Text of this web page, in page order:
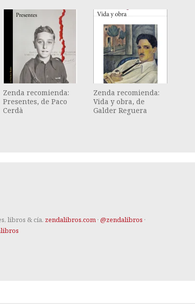
Zenda recomienda:
Presentes, de Paco
Cerdà
Zenda recomienda:
Vida y obra, de
Galder Reguera
libros & cía. zendalibros.com · @zendalibros ·